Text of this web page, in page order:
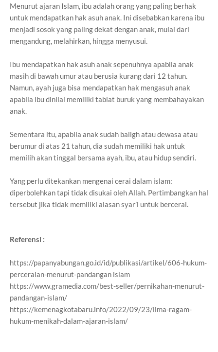
Menurut ajaran Islam, ibu adalah orang yang paling berhak
untuk mendapatkan hak asuh anak. Ini disebabkan karena ibu
menjadi sosok yang paling dekat dengan anak, mulai dari
mengandung, melahirkan, hingga menyusui.
Ibu mendapatkan hak asuh anak sepenuhnya apabila anak
masih di bawah umur atau berusia kurang dari 12 tahun.
Namun, ayah juga bisa mendapatkan hak mengasuh anak
apabila ibu dinilai memiliki tabiat buruk yang membahayakan
anak.
Sementara itu, apabila anak sudah baligh atau dewasa atau
berumur di atas 21 tahun, dia sudah memiliki hak untuk
memilih akan tinggal bersama ayah, ibu, atau hidup sendiri.
Yang perlu ditekankan mengenai cerai dalam islam:
diperbolehkan tapi tidak disukai oleh Allah. Pertimbangkan hal
tersebut jika tidak memiliki alasan syar’i untuk bercerai.
Referensi :
https://papanyabungan.go.id/id/publikasi/artikel/606-hukum-
perceraian-menurut-pandangan islam
https://www.gramedia.com/best-seller/pernikahan-menurut-
pandangan-islam/
https://kemenagkotabaru.info/2022/09/23/lima-ragam-
hukum-menikah-dalam-ajaran-islam/